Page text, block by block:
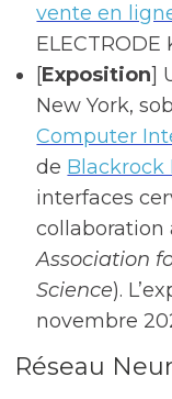
vente en
ELECTRODE
[Exposition]
New York,
Computer
de Blackrock
interfaces
collaboration
Association
Science).
novembre
Réseau